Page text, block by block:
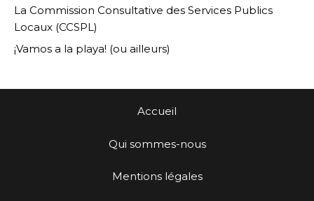
La Commission Consultative des Services Publics
Locaux (CCSPL)
¡Vamos a la playa! (ou ailleurs)
Accueil
Qui sommes-nous
Mentions légales